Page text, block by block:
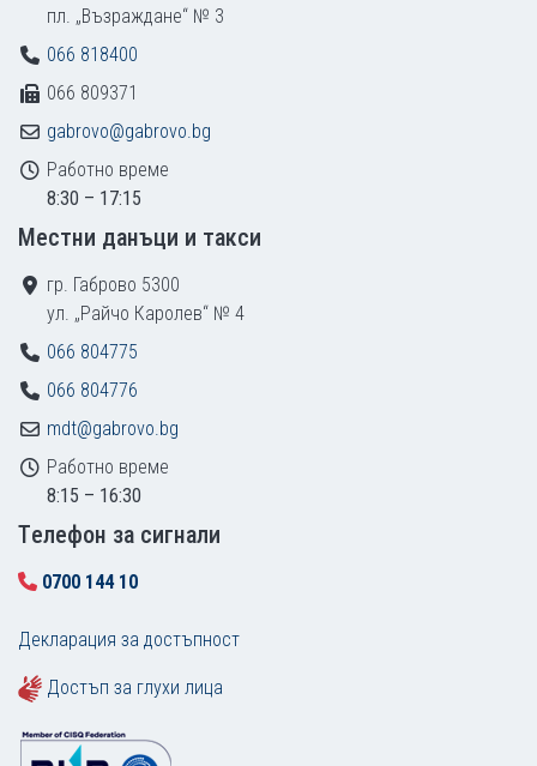
пл. „Възраждане“ № 3
066 818400
066 809371
gabrovo@gabrovo.bg
Работно време
8:30 – 17:15
Местни данъци и такси
гр. Габрово 5300
ул. „Райчо Каролев“ № 4
066 804775
066 804776
mdt@gabrovo.bg
Работно време
8:15 – 16:30
Tелефон за сигнали
0700 144 10
Декларация за достъпност
Достъп за глухи лица